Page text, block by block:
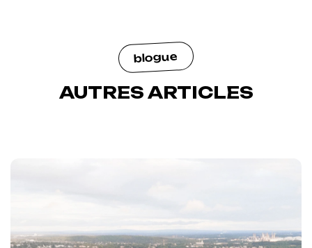
blogue
AUTRES ARTICLES